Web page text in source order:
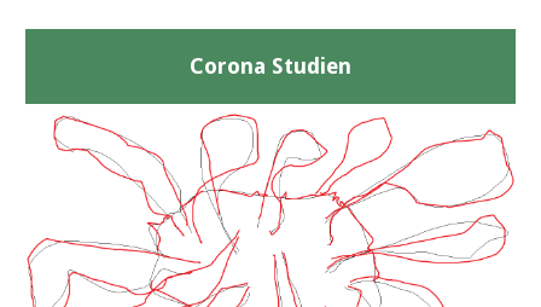
Corona Studien